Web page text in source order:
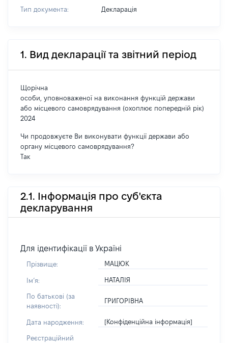
Тип документа: Декларація
1. Вид декларації та звітний період
Щорічна
особи, уповноваженої на виконання функцій держави
або місцевого самоврядування (охоплює попередній рік)
2024
Чи продовжуєте Ви виконувати функції держави або
органу місцевого самоврядування?
Так
2.1. Інформація про суб'єкта
декларування
Для ідентифікації в Україні
Прізвище: МАЦЮК
Імʼя: НАТАЛІЯ
По батькові (за
наявності):
ГРИГОРІВНА
Дата народження: [Конфіденційна інформація]
Реєстраційний